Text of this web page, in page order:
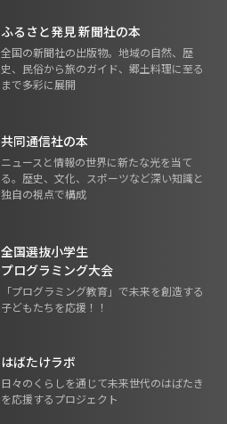
ふるさと発見 新聞社の本
全国の新聞社の出版物。地域の自然、歴
史、民俗から旅のガイド、郷土料理に至る
まで多彩に展開
共同通信社の本
ニュースと情報の世界に新たな光を当て
る。歴史、文化、スポーツなど深い知識と
独自の視点で構成
全国選抜小学生
プログラミング大会
「プログラミング教育」で未来を創造する
子どもたちを応援！！
はばたけラボ
日々のくらしを通じて未来世代のはばたき
を応援するプロジェクト